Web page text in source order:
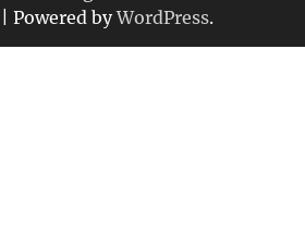
| Powered byWordPress.